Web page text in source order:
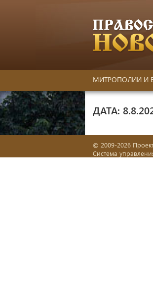
МИТРОПОЛИИ И
ДАТА:
© 2009-2026
Система